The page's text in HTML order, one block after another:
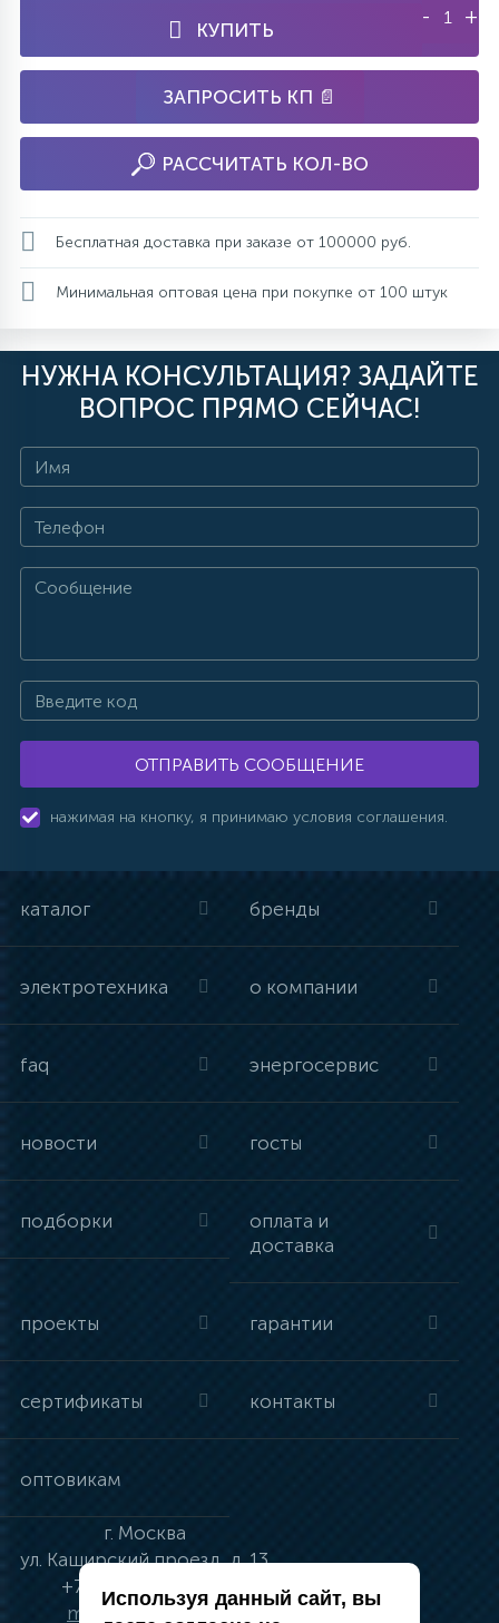
КУПИТЬ
- +
ЗАПРОСИТЬ КП 📄
РАССЧИТАТЬ КОЛ-ВО
Бесплатная доставка при заказе от 100000 руб.
Минимальная оптовая цена при покупке от 100 штук
НУЖНА КОНСУЛЬТАЦИЯ? ЗАДАЙТЕ
ВОПРОС ПРЯМО СЕЙЧАС!
ОТПРАВИТЬ СООБЩЕНИЕ
нажимая на кнопку, я принимаю условия соглашения.
каталог бренды
электротехника о компании
faq энергосервис
новости госты
подборки
оплата и
доставка
проекты гарантии
сертификаты контакты
оптовикам
г. Москва
ул. Каширский проезд, д. 13
+7 (495) 134-41-83
moskva@vincci.ru
Используя данный сайт, вы